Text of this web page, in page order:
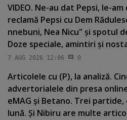
VIDEO. Ne-au dat Pepsi, le-
reclamă Pepsi cu Dem
nnebuni, Nea Nicu" şi spotul
Doze speciale, amintiri şi
7 AUG 2026 12:06 0
Articolele cu (P), la analiză.
advertorialele din presa
eMAG şi Betano. Trei
lună. Şi Nibiru are multe